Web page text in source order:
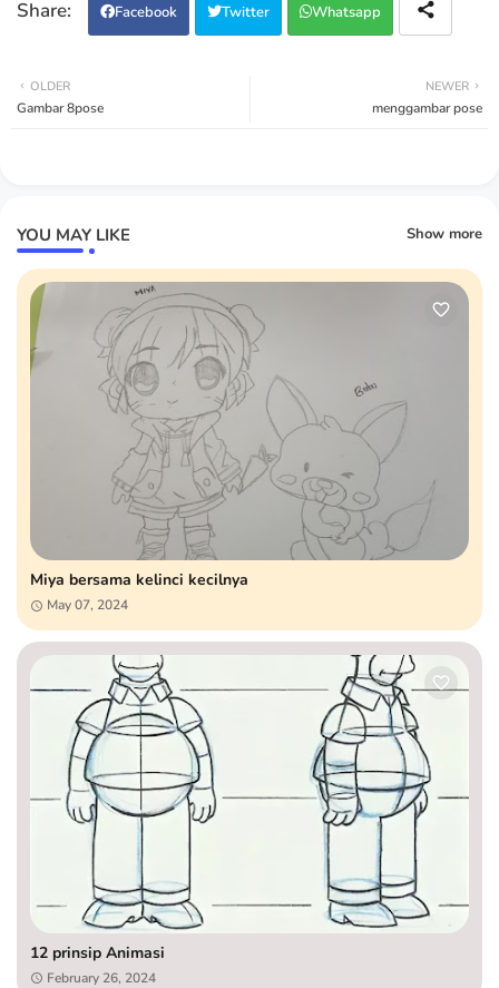
Facebook Twitter Whatsapp
NEWER
menggambar pose
OLDER
Gambar 8pose
YOU MAY LIKE Show more
Miya bersama kelinci kecilnya
May 07, 2024
12 prinsip Animasi
February 26, 2024